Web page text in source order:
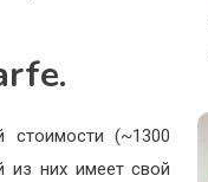
стоимости (~1300
из них имеет свой